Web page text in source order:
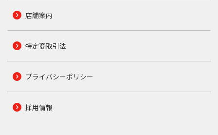
店舗案内
特定商取引法
プライバシーポリシー
採用情報